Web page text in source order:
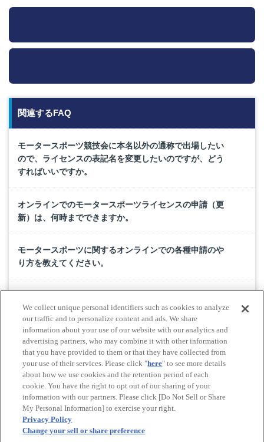
関連するFAQ
モータースポーツ競技会に本名以外の通称で出場したい
ので、ライセンスの表記名を変更したいのですが、どう
すればいいですか。
オンラインでのモータースポーツライセンスの申請（更
新）は、何時までできますか。
モータースポーツに関するオンラインでの各種申請のや
り方を教えてください。
JAFカード（クレジットカード機能付きJAF会員証）のお
申し込み方法は？
Do Not Sell or Share My Personal Information
© All rights reserved. JAF
We collect unique personal identifiers such as cookies to analyze
our traffic and to personalize content and ads. We share
information about your use of our website with our analytics and
advertising partners, who may combine it with other information
that you have provided to them or that they have collected from
your use of their services. Please click "here" to see more details
about how we use cookies and the retention period of each
cookie. You have the right to opt out of our sharing of your
information with our partners. Please click [Do Not Sell or Share
My Personal Information] to exercise your right.
Privacy Policy
Change your sell or share preference